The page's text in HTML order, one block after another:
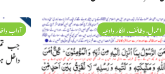
آداب اعمال، وظائف، اذکار وادعیہ